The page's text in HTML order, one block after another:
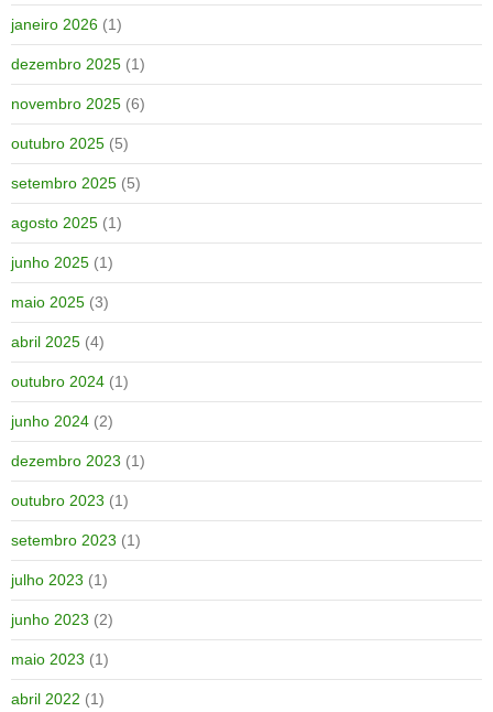
janeiro 2026 (1)
dezembro 2025 (1)
novembro 2025 (6)
outubro 2025 (5)
setembro 2025 (5)
agosto 2025 (1)
junho 2025 (1)
maio 2025 (3)
abril 2025 (4)
outubro 2024 (1)
junho 2024 (2)
dezembro 2023 (1)
outubro 2023 (1)
setembro 2023 (1)
julho 2023 (1)
junho 2023 (2)
maio 2023 (1)
abril 2022 (1)